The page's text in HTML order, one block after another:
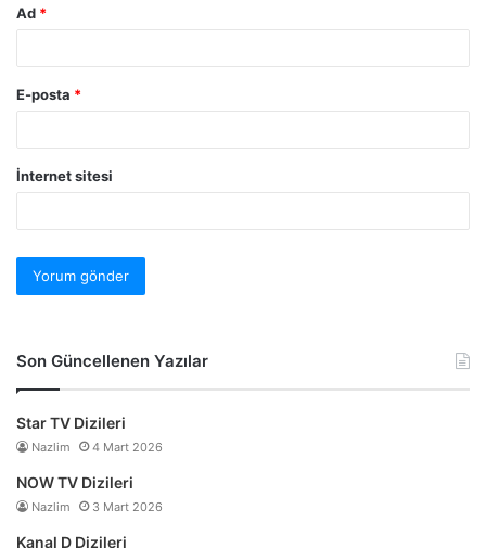
Ad *
E-posta *
İnternet sitesi
Son Güncellenen Yazılar
Star TV Dizileri
Nazlim 4 Mart 2026
NOW TV Dizileri
Nazlim 3 Mart 2026
Kanal D Dizileri